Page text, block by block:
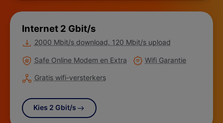
Internet 2 Gbit/s
Meer informatie over
2000 Mbit/s download, 120 Mbit/s upload
Meer informatie over
Safe Online Modem en Extra Meer informatie over
Wifi Garantie
Meer informatie over
Gratis wifi-versterkers
Kies 2 Gbit/s